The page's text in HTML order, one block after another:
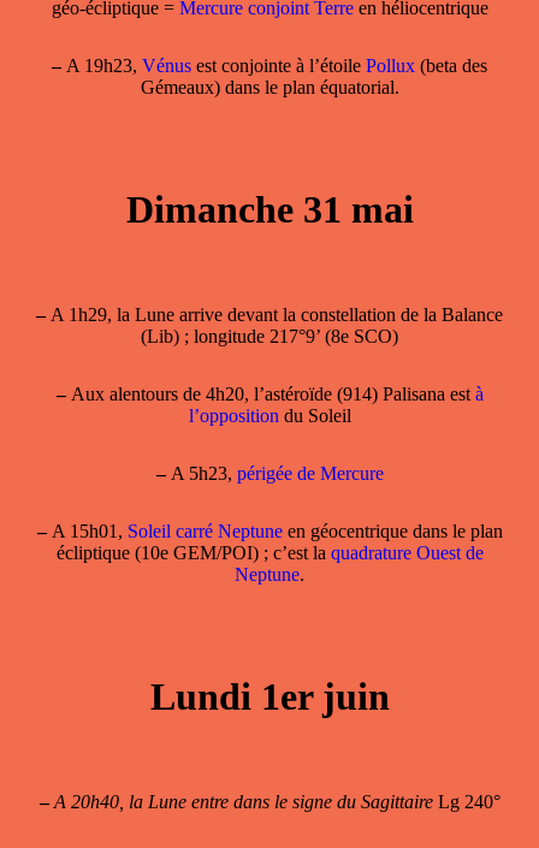
géo-écliptique = Mercure conjoint Terre en héliocentrique
–A 19h23, Vénus est conjointe à l’étoile Pollux (beta des
Gémeaux) dans le plan équatorial.
Dimanche 31 mai
–A 1h29, la Lune arrive devant la constellation de la Balance
(Lib) ; longitude 217°9’ (8e SCO)
–Aux alentours de 4h20, l’astéroïde (914) Palisana està
l’oppositiondu Soleil
–A 5h23, périgée de Mercure
–A 15h01, Soleil carré Neptune en géocentrique dans le plan
écliptique (10e GEM/POI) ; c’est la quadrature Ouest de
Neptune.
Lundi 1er juin
– A 20h40, la Lune entre dans le signe du SagittaireLg 240°